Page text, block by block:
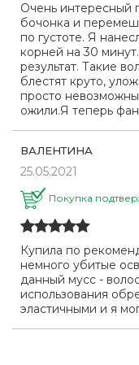
Очень интересный
бочонка и
по густоте. Я
корней на 30
результат. Такие
блестят круто,
просто
ожили.Я теперь
ВАЛЕНТИНА
25.05.2021
Покупка
Купила по
немного убитые
данный мусс -
использования
эластичными и я